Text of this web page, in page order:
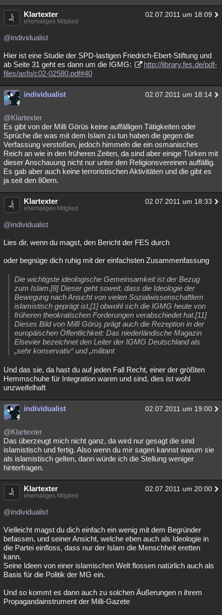
Klartexter 02.07.2011 um 18:09
ehemaliges Mitglied
@individualist
Hier ist eine Studie der SPD-lastigen Friedrich-Ebert-Stiftung und
ab Seite 31 geht es dann um die IGMG:
http://library.fes.de/pdf-
files/asfo/c02-02580.pdf#40
individualist 02.07.2011 um 18:14
@Klartexter
Es gibt von der Milli Görüs keine auffälligen Tätigkeiten oder
Sprüche die was mit dem Islam zu tun haben die gegen die
Verfassung verstoßen, jedoch himmeln die ein osmanisches
Reich an wie in den früheren Zeiten, da sind aber einige Türken mit
dieser Anschauung nicht nur unter den Religionsvereinen auffällig.
Es gab aber auch keine terroristischen Aktivitäten und die gibt es
ja seit den 80ern.
Klartexter 02.07.2011 um 18:33
ehemaliges Mitglied
@individualist
Lies dir, wenn du magst, den Bericht der FES durch
oder begnüge dich ruhig mit der einfachsten Zusammenfassung
Die wichtigste ideologische Gemeinsamkeit ist der Bezug
zum Islam.[8] Dieser geht soweit, dass die Ideologie der
Bewegung nach Ansicht von vielen Sozialwissenschaftlern
islamistisch geprägt ist,[1] obwohl sich die IGMG heute von
früheren theokratischen Forderungen verabschiedet hat.[11]
Dieses Bild von Millî Görüş prägt auch die Rezeption in der
europäischen Öffentlichkeit: Das niederländische Magazin
Elsevier bezeichnet den Leiter der IGMG Deutschland als
„sehr konservativ“ und „militant
Und das sie, da hast du auf jeden Fall Recht, einer der größten
Hemmschuhe für Integration waren und sind, dies ist wohl
unzweifelhaft
individualist 02.07.2011 um 19:00
@Klartexter
Das überzeugt mich nicht ganz, da wird nur gesagt die sind
islamistisch und fertig. Also wenn du mir sagen kannst warum sie
als islamistisch gelten, dann würde ich die Stellung weniger
hinterfragen.
Klartexter 02.07.2011 um 20:00
ehemaliges Mitglied
@individualist
Vielleicht magst du dich einfach ein wenig mit dem Begründer
befassen, und seiner Ansicht, welche eben auch als Ideologie in
die Partei einfloss, dass nur der Islam die Menschheit eretten
kann.
Seine Ideen von einer islamischen Welt flossen natürlich auch als
Basis für die Politik der MG ein.
Und so kommt es dann auch zu solchen Äußerungen n ihrem
Propagandainstrument der Milli-Gazete